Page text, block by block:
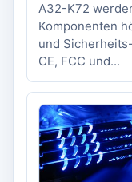
A32-K72
Komponenten
und
CE, FCC und...